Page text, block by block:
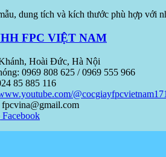
dung tích và kích thước phù hợp với
FPC VIỆT NAM
Hoài Đức, Hà Nội
0969 808 625 / 0969 555 966
85 885 116
Facebook